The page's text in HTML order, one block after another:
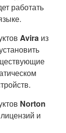
работать
Avira из
Norton
и